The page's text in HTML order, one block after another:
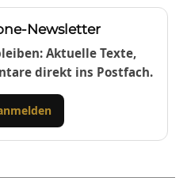
Newsletter
Aktuelle Texte,
direkt ins Postfach.